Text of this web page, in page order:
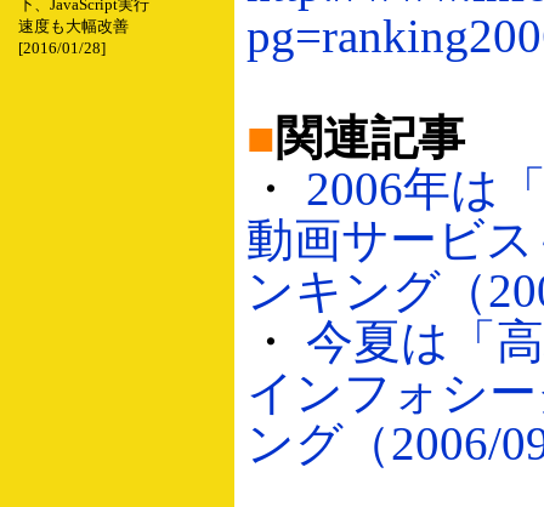
下、JavaScript実行
速度も大幅改善
[2016/01/28]
■関連記事
・ 2006年は
動画サービ
ンキング（
・ 今夏は「
インフォシ
ング（2006/